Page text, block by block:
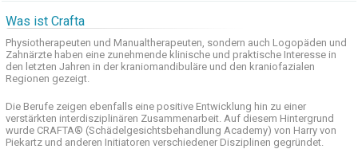
Was ist Crafta
Physiotherapeuten und Manualtherapeuten, sondern auch Logopäden und
Zahnärzte haben eine zunehmende klinische und praktische Interesse in
den letzten Jahren in der kraniomandibuläre und den kraniofazialen
Regionen gezeigt.
Die Berufe zeigen ebenfalls eine positive Entwicklung hin zu einer
verstärkten interdisziplinären Zusammenarbeit. Auf diesem Hintergrund
wurde CRAFTA® (Schädelgesichtsbehandlung Academy) von Harry von
Piekartz und anderen Initiatoren verschiedener Disziplinen gegründet.